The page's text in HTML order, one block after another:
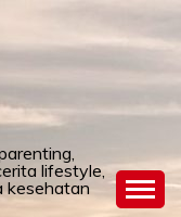
lifestyle,
kesehatan